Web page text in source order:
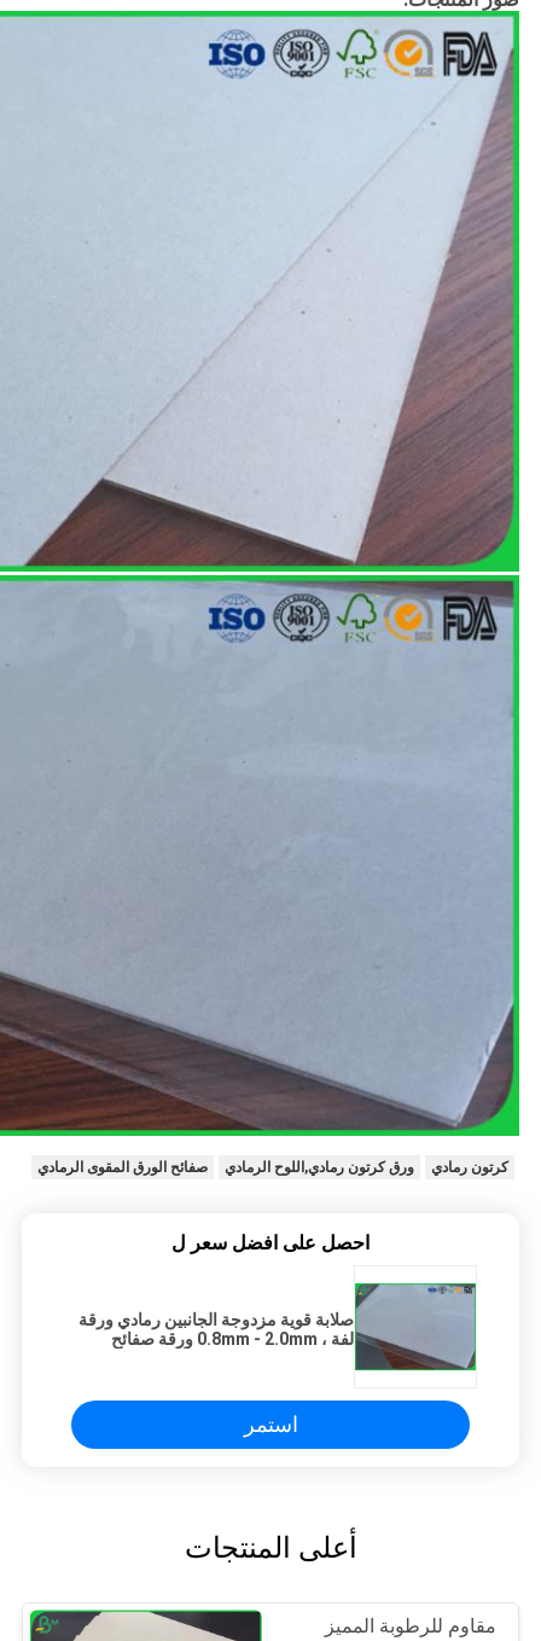
كرتون رمادي ورق كرتون رمادي,اللوح الرمادي صفائح الورق المقوى الرمادي
احصل على افضل سعر ل
صلابة قوية مزدوجة الجانبين رمادي ورقة
لفة ، 0.8mm - 2.0mm ورقة صفائح
استمر
أعلى المنتجات
مقاوم للرطوبة المميز